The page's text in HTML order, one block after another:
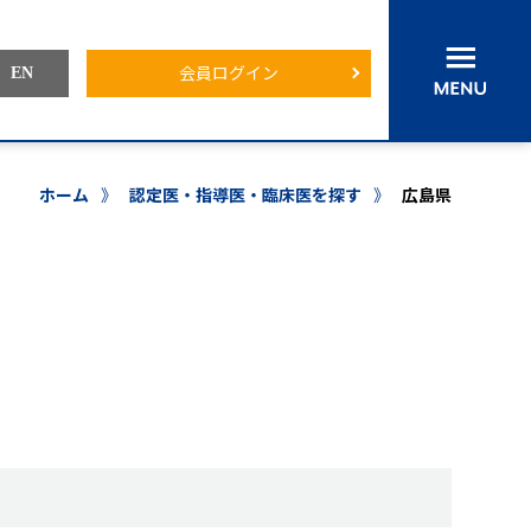
EN 会員ログイン
ホーム 》 認定医・指導医・臨床医を探す 》 広島県